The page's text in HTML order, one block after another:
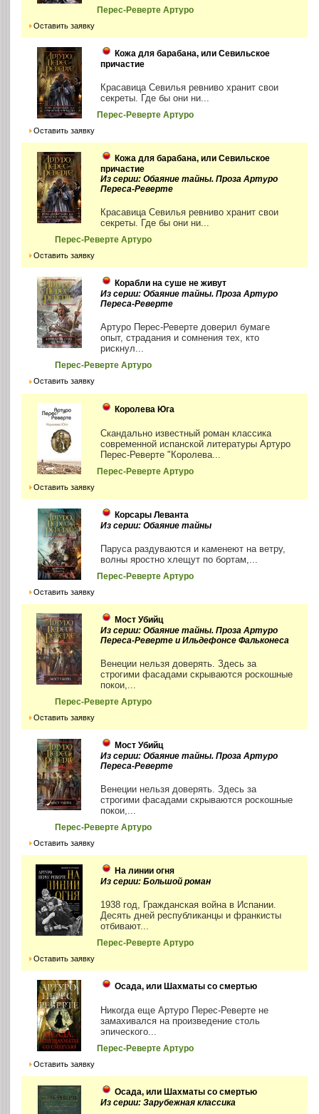
Перес-Реверте Артуро
Оставить заявку
Кожа для барабана, или Севильское
причастие
Красавица Севилья ревниво хранит свои
секреты. Где бы они ни...
Перес-Реверте Артуро
Оставить заявку
Кожа для барабана, или Севильское
причастие
Из серии: Обаяние тайны. Проза Артуро
Переса-Реверте
Красавица Севилья ревниво хранит свои
секреты. Где бы они ни...
Перес-Реверте Артуро
Оставить заявку
Корабли на суше не живут
Из серии: Обаяние тайны. Проза Артуро
Переса-Реверте
Артуро Перес-Реверте доверил бумаге
опыт, страдания и сомнения тех, кто
рискнул...
Перес-Реверте Артуро
Оставить заявку
Королева Юга
Скандально известный роман классика
современной испанской литературы Артуро
Перес-Реверте "Королева...
Перес-Реверте Артуро
Оставить заявку
Корсары Леванта
Из серии: Обаяние тайны
Паруса раздуваются и каменеют на ветру,
волны яростно хлещут по бортам,...
Перес-Реверте Артуро
Оставить заявку
Мост Убийц
Из серии: Обаяние тайны. Проза Артуро
Переса-Реверте и Ильдефонсе Фальконеса
Венеции нельзя доверять. Здесь за
строгими фасадами скрываются роскошные
покои,...
Перес-Реверте Артуро
Оставить заявку
Мост Убийц
Из серии: Обаяние тайны. Проза Артуро
Переса-Реверте
Венеции нельзя доверять. Здесь за
строгими фасадами скрываются роскошные
покои,...
Перес-Реверте Артуро
Оставить заявку
На линии огня
Из серии: Большой роман
1938 год, Гражданская война в Испании.
Десять дней республиканцы и франкисты
отбивают...
Перес-Реверте Артуро
Оставить заявку
Осада, или Шахматы со смертью
Никогда еще Артуро Перес-Реверте не
замахивался на произведение столь
эпического...
Перес-Реверте Артуро
Оставить заявку
Осада, или Шахматы со смертью
Из серии: Зарубежная классика